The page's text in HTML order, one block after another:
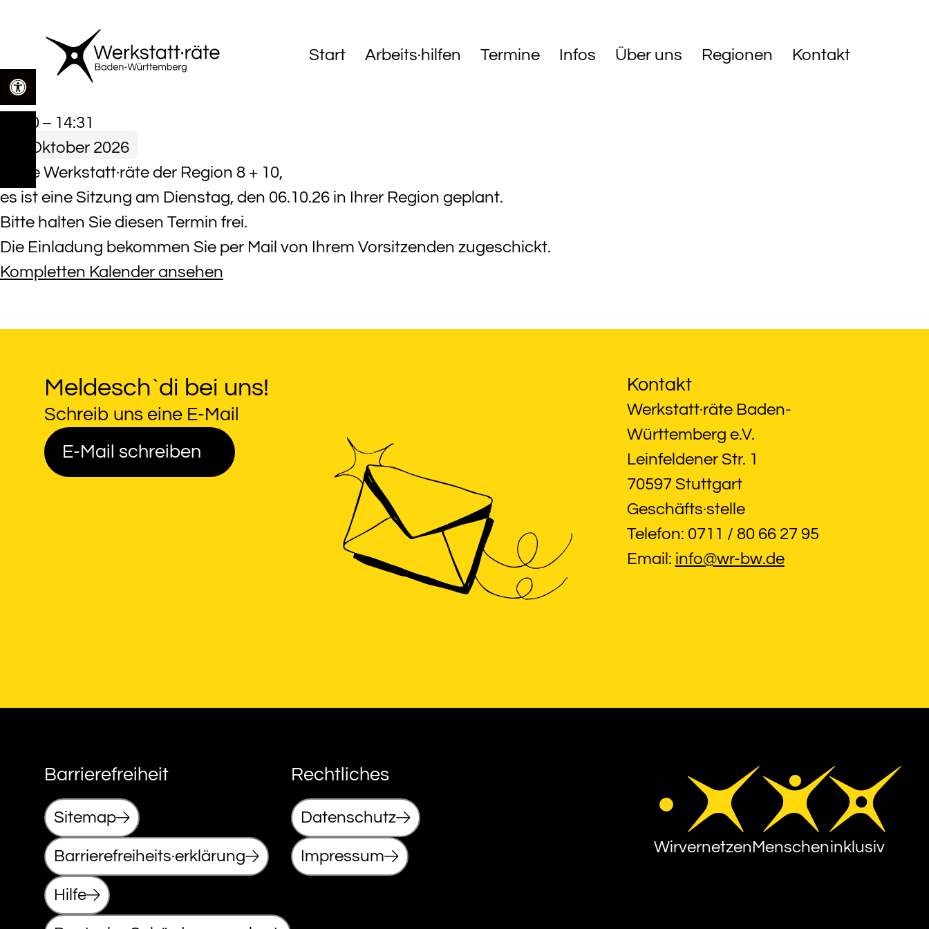
springen
Open toolbar
Start Arbeits·hilfen Termine Infos Über uns Regionen Kontakt
Schwarzwald
09:00 – 14:31
6. Oktober 2026
Liebe Werkstatt·räte der Region 8 + 10,
es ist eine Sitzung am Dienstag, den 06.10.26 in Ihrer Region geplant.
Bitte halten Sie diesen Termin frei.
Die Einladung bekommen Sie per Mail von Ihrem Vorsitzenden zugeschickt.
Kompletten Kalender ansehen
Meldesch`di bei uns!
Schreib uns eine E-Mail
E-Mail schreiben
Kontakt
Werkstatt·räte Baden-
Württemberg e.V.
Leinfeldener Str. 1
70597 Stuttgart
Geschäfts·stelle
Telefon: 0711 / 80 66 27 95
Email: info@wr-bw.de
Barrierefreiheit
Sitemap
Barrierefreiheits·erklärung
Hilfe
Rechtliches
Datenschutz
Impressum
WirvernetzenMenscheninklusiv